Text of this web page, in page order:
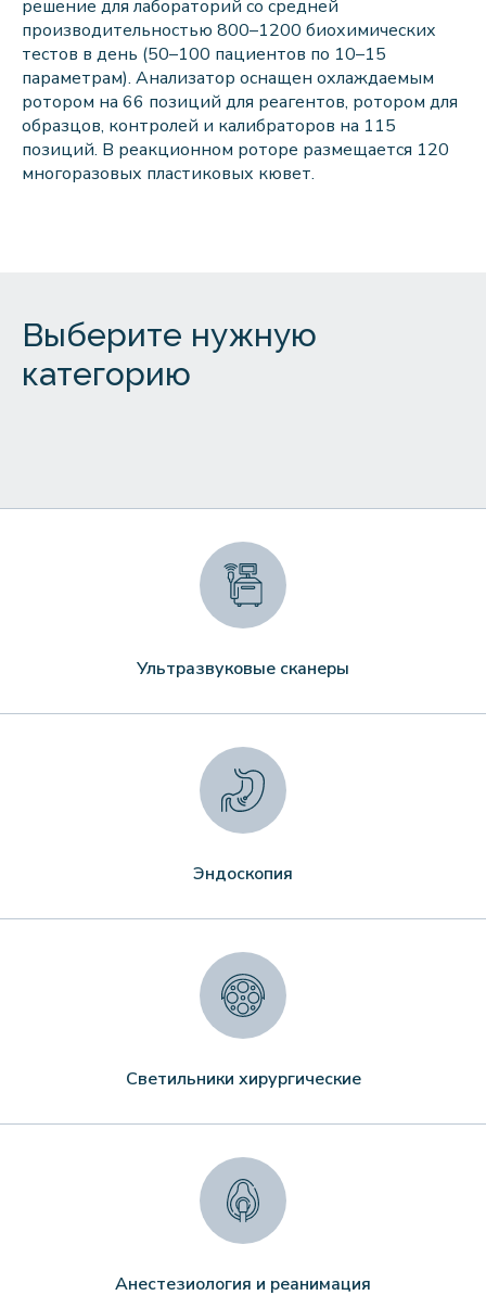
решение для лабораторий со средней
производительностью 800–1200 биохимических
тестов в день (50–100 пациентов по 10–15
параметрам). Анализатор оснащен охлаждаемым
ротором на 66 позиций для реагентов, ротором для
образцов, контролей и калибраторов на 115
позиций. В реакционном роторе размещается 120
многоразовых пластиковых кювет.
Выберите нужную
категорию
Ультразвуковые сканеры
Эндоскопия
Светильники хирургические
Анестезиология и реанимация